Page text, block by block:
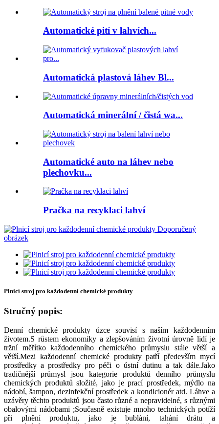
Automatické pití v lahvích...
Automatická plastová láhev Bl...
Automatická minerální / čistá wa...
Automatické auto na láhev nebo
plechovku...
Pračka na recyklaci lahví
Plnicí stroj pro každodenní chemické produkty
Stručný popis:
Denní chemické produkty úzce souvisí s naším každodenním
životem.S růstem ekonomiky a zlepšováním životní úrovně lidí je
tržní měřítko každodenního chemického průmyslu stále větší a
větší.Mezi každodenní chemické produkty patří především mycí
prostředky a prostředky pro péči o ústní dutinu a tak dále.Jako
tradičnější průmysl jsou kategorie produktů denního průmyslu
chemických produktů složité, jako je prací prostředek, mýdlo na
nádobí, šampon, dezinfekční prostředek a kondicionér atd. Láhve a
uzávěry těchto produktů jsou často různé a nepravidelné, s různými
obalovými nádobami ;Současně existuje mnoho technických potíží
při plnění produktu, jako je bublání, tahání drátu a